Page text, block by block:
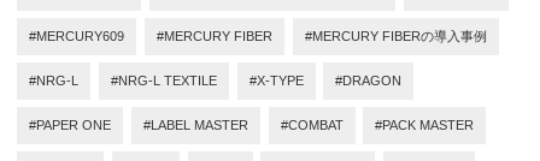
#MERCURY609 #MERCURY FIBER #MERCURY FIBERの導入事例
#NRG-L #NRG-L TEXTILE #X-TYPE #DRAGON
#PAPER ONE #LABEL MASTER #COMBAT #PACK MASTER